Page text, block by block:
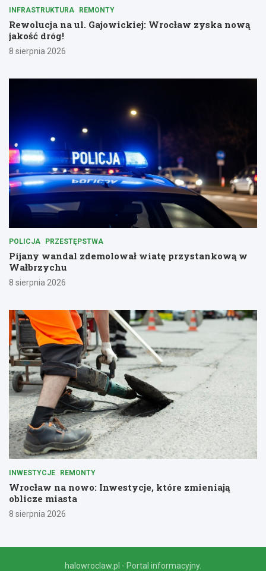
INFRASTRUKTURA REMONTY
Rewolucja na ul. Gajowickiej: Wrocław zyska nową
jakość dróg!
8 sierpnia 2026
POLICJA PRZESTĘPSTWA
Pijany wandal zdemolował wiatę przystankową w
Wałbrzychu
8 sierpnia 2026
INWESTYCJE REMONTY
Wrocław na nowo: Inwestycje, które zmieniają
oblicze miasta
8 sierpnia 2026
halowroclaw.pl - Portal informacyjny.